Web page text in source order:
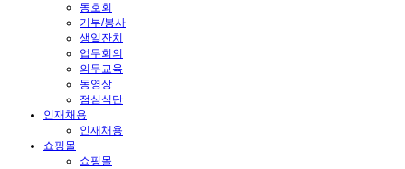
동호회
기부/봉사
생일잔치
업무회의
의무교육
동영상
점심식단
인재채용
인재채용
쇼핑몰
쇼핑몰